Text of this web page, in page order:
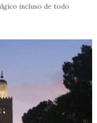
incluso de todo